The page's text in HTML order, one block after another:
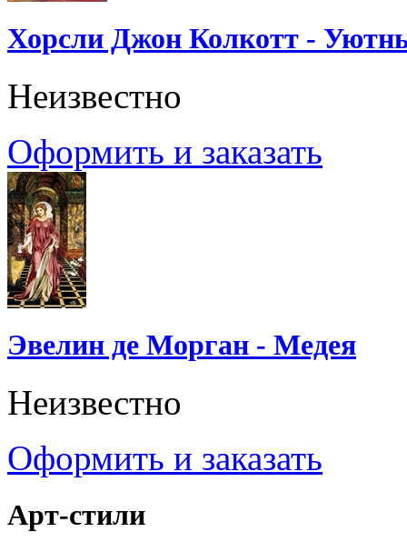
Хорсли Джон Колкотт -
Неизвестно
Оформить и заказать
Эвелин де Морган - Медея
Неизвестно
Оформить и заказать
Арт-стили